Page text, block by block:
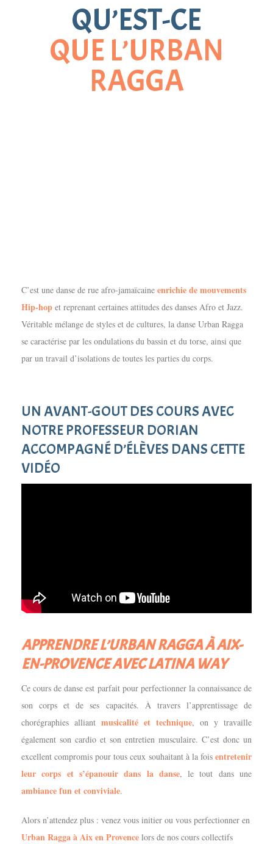
QU’EST-CE
QUE L’URBAN
RAGGA
C’est une danse de rue afro-jamaïcaine enrichie de mouvements
Hip-hop et reprenant certaines attitudes des danses Afro et Jazz.
Véritable mélange de styles et de cultures, la danse Urban Ragga
se caractérise par les ondulations du bassin et du torse, ainsi que
par un travail d’isolations de toutes les parties du corps.
UN AVANT-GOUT DES COURS AVEC
NOTRE PROFESSEUR DORIAN
ACCOMPAGNÉ D’ÉLÈVES DANS CETTE
VIDÉO
APPRENDRE L’URBAN RAGGA À AIX-
EN-PROVENCE AVEC LATINA WAY
Ce cours de danse est parfait pour perfectionner la connaissance de
son corps et de ses capacités. À travers l’apprentissage de
chorégraphies alliant musicalité et technique, on y travaille
également son cardio et son entretien musculaire. C’est donc un
excellent compromis pour tous ceux souhaitant à la fois entretenir
leur corps et s’épanouir dans la danse, le tout dans une
ambiance fun et conviviale.
Alors n’attendez plus : venez vous initier ou vous perfectionner en
Urban Ragga à Aix en Provence lors de nos cours collectifs